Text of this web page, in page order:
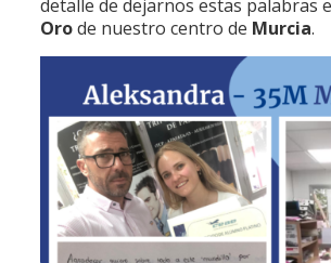
detalle de dejarnos estas palabras
Orode nuestro centro de Murcia.